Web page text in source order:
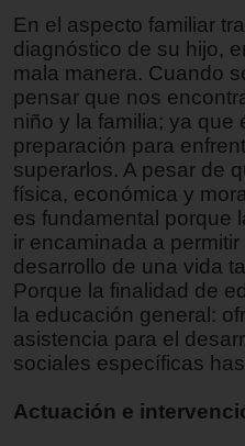
En el aspecto familiar
diagnóstico de su hijo,
mala manera. Cuando
pensar que nos
niño y la familia; ya que
preparación para
superarlos. A pesar de
física, económica y
es fundamental porque
ir encaminada a
desarrollo de una vida
Porque la finalidad de
la educación general:
asistencia para el
sociales específicas
Actuación e